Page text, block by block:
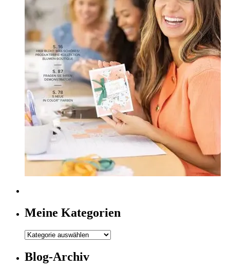
Meine Kategorien
Meine
Blog-Archiv